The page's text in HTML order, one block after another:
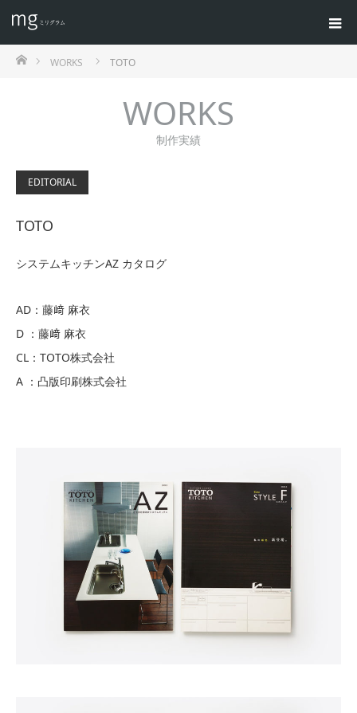
ホームWORKS TOTO
WORKS
制作実績
EDITORIAL
TOTO
システムキッチンAZ カタログ
AD：藤﨑 麻衣
D ：藤﨑 麻衣
CL：TOTO株式会社
A ：凸版印刷株式会社